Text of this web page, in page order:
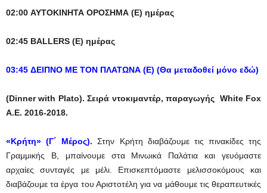
02:00 ΑΥΤΟΚΙΝΗΤΑ ΟΡΟΣΗΜΑ (Ε) ημέρας
02:45 BALLERS (Ε) ημέρας
03:45 ΔΕΙΠΝΟ ΜΕ ΤΟΝ ΠΛΑΤΩΝΑ (Ε) (Θα μεταδοθεί μόνο εδώ)
(Dinner with Plato). Σειρά ντοκιμαντέρ, παραγωγής White Fox
A.E. 2016-2018.
«Κρήτη» (Γ΄ Μέρος). Στην Κρήτη διαβάζουμε τις πινακίδες της
Γραμμικής Β, μπαίνουμε στα Μινωικά Παλάτια και γευόμαστε
αρχαίες συνταγές με μέλι. Επισκεπτόμαστε μελισσοκόμους και
διαβάζουμε τα έργα του Αριστοτέλη για να μάθουμε τις θεραπευτικές